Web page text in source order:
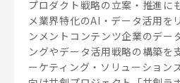
プロダクト戦略の立案・推進に
メ業界特化のAI・データ活用を
ンメントコンテンツ企業のデー
ングやデータ活用戦略の構築を
ーケティング・ソリューション